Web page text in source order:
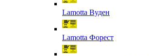
Lamotta Вуден
Lamotta Форест